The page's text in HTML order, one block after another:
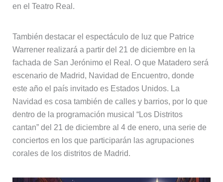
en el Teatro Real.
También destacar el espectáculo de luz que Patrice
Warrener realizará a partir del 21 de diciembre en la
fachada de San Jerónimo el Real. O que Matadero será
escenario de Madrid, Navidad de Encuentro, donde
este año el país invitado es Estados Unidos. La
Navidad es cosa también de calles y barrios, por lo que
dentro de la programación musical “Los Distritos
cantan” del 21 de diciembre al 4 de enero, una serie de
conciertos en los que participarán las agrupaciones
corales de los distritos de Madrid.